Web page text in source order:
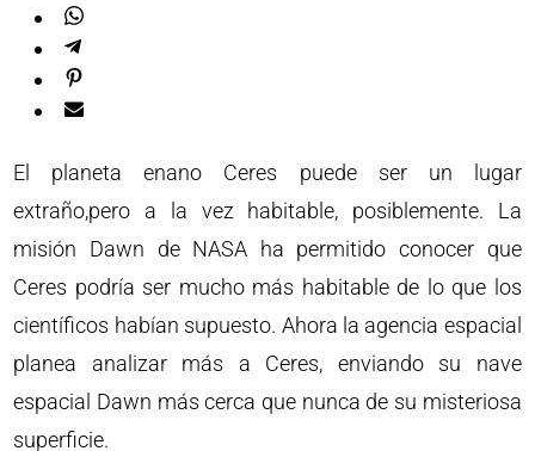
El planeta enano Ceres puede ser un lugar
extraño,pero a la vez habitable, posiblemente. La
misión Dawn de NASA ha permitido conocer que
Ceres podría ser mucho más habitable de lo que los
científicos habían supuesto. Ahora la agencia espacial
planea analizar más a Ceres, enviando su nave
espacial Dawn más cerca que nunca de su misteriosa
superficie.